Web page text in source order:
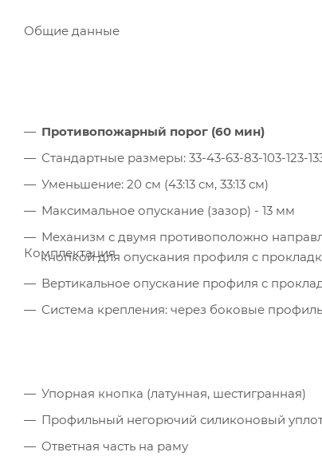
Общие данные
Противопожарный порог (60 мин)
Стандартные размеры: 33-43-63-83-103-123-
Уменьшение: 20 см (43:13 см, 33:13 см)
Максимальное опускание (зазор) - 13 мм
Механизм с двумя противоположно
кнопкой для опускания профиля с
Вертикальное опускание профиля с
Система крепления: через боковые
Комплектация
Упорная кнопка (латунная, шестигранная)
Профильный негорючий силиконовый
Ответная часть на раму